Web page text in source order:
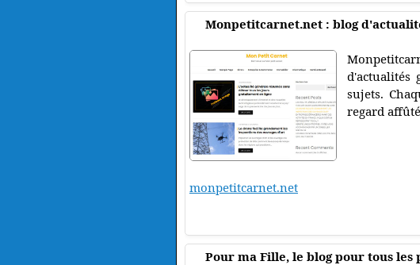
Monpetitcarnet.net : blog
d'actualités
sujets.
regard
monpetitcarnet.net
Pour ma Fille, le blog pour tous les